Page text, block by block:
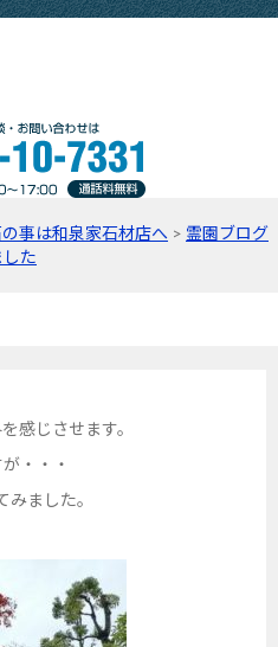
事は和泉家石材店へ > 霊園ブログ
た
感じさせます。
・・・
みました。